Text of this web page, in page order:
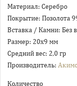
Материал: Серебро
Покрытие: Позолота
Вставка / Камни: Без
Размер: 20х9 мм
Средний вес: 2,0 гр
Производитель:
Количество